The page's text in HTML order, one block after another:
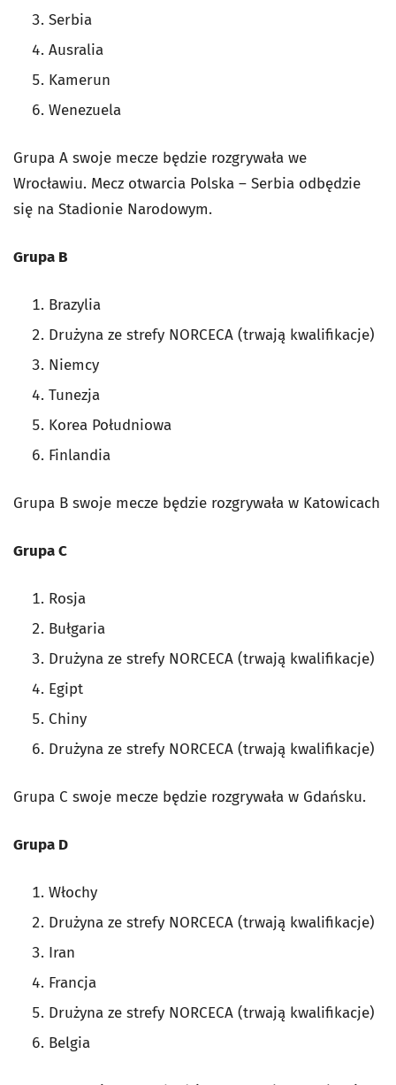
Serbia
Ausralia
Kamerun
Wenezuela
Grupa A swoje mecze będzie rozgrywała we
Wrocławiu. Mecz otwarcia Polska – Serbia odbędzie
się na Stadionie Narodowym.
Grupa B
Brazylia
Drużyna ze strefy NORCECA (trwają kwalifikacje)
Niemcy
Tunezja
Korea Południowa
Finlandia
Grupa B swoje mecze będzie rozgrywała w Katowicach
Grupa C
Rosja
Bułgaria
Drużyna ze strefy NORCECA (trwają kwalifikacje)
Egipt
Chiny
Drużyna ze strefy NORCECA (trwają kwalifikacje)
Grupa C swoje mecze będzie rozgrywała w Gdańsku.
Grupa D
Włochy
Drużyna ze strefy NORCECA (trwają kwalifikacje)
Iran
Francja
Drużyna ze strefy NORCECA (trwają kwalifikacje)
Belgia